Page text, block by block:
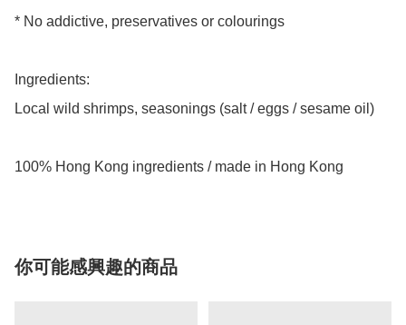
* No addictive, preservatives or colourings
Ingredients:
Local wild shrimps, seasonings (salt / eggs / sesame oil)
100% Hong Kong ingredients / made in Hong Kong
你可能感興趣的商品